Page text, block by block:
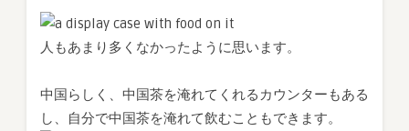
人もあまり多くなかったように思います。
中国らしく、中国茶を淹れてくれるカウンターもある
し、自分で中国茶を淹れて飲むこともできます。